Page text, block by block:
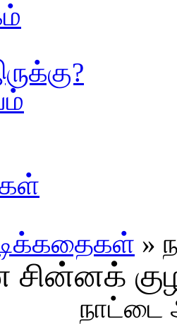
»
நாட்டை